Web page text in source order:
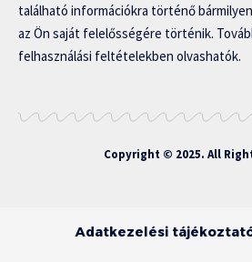
található információkra történő
az Ön saját felelősségére történik.
felhasználási feltételekben olvashatók.
Copyright © 2025. All
Adatkezelési